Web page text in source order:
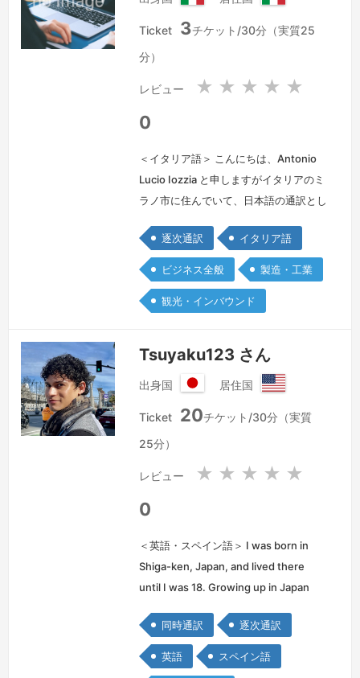
タ
共
タ
共
Ticket 3チケット/30分（実質25
分）
レビュー ★ ★ ★ ★ ★
0
＜イタリア語＞ こんにちは、Antonio
Lucio Iozzia と申しますがイタリアのミ
ラノ市に住んでいて、日本語の通訳とし
でいろいろな業界に経験があります:
機械、ファッション、靴、宝石、などに
通訳としてサポートしたことがありま
す。下記のリンクのご使用をいただけれ
是非私のホームページをご覧ください。
よろしくお願いします…
逐次通訳 イタリア語
ビジネス全般 製造・工業
観光・インバウンド
Tsuyaku123 さん
出身国
本
居住国
メ
合
Ticket 20チケット/30分（実質
25分）
レビュー ★ ★ ★ ★ ★
0
＜英語・スペイン語＞ I was born in
Shiga-ken, Japan, and lived there
until I was 18. Growing up in Japan
Peruvian father, I've relied on
Japanese, English, and Spanish for
every pa…続きを見る »
同時通訳 逐次通訳
英語 スペイン語